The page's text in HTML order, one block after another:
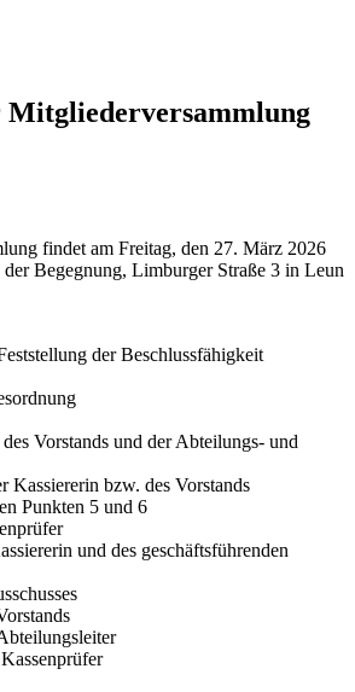
findet am Freitag, den 27. März 2026
Begegnung, Limburger Straße 3 in Leun
der Beschlussfähigkeit
Vorstands und der Abteilungs- und
Kassiererin bzw. des Vorstands
Punkten 5 und 6
und des geschäftsführenden